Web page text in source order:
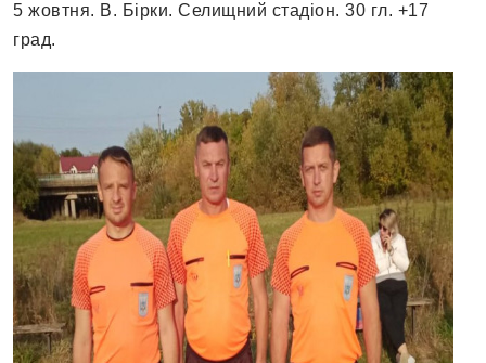
5 жовтня. В. Бірки. Селищний стадіон. 30 гл. +17
град.